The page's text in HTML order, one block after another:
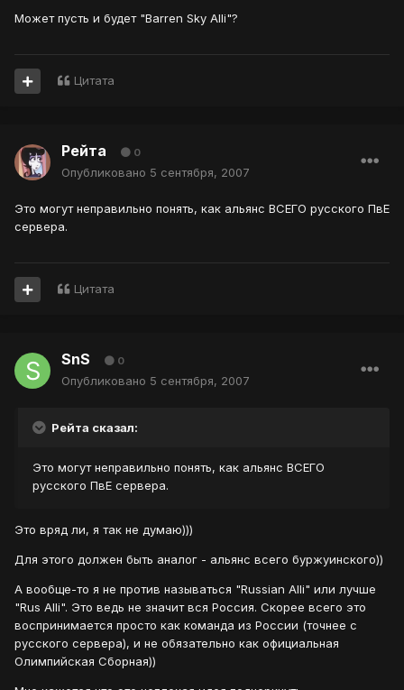
Может пусть и будет "Barren Sky Alli"?
Цитата
Рейта 0
Опубликовано 5 сентября, 2007
Это могут неправильно понять, как альянс ВСЕГО русского ПвЕ
сервера.
Цитата
SnS 0
Опубликовано 5 сентября, 2007
Рейта сказал:
Это могут неправильно понять, как альянс ВСЕГО
русского ПвЕ сервера.
Это вряд ли, я так не думаю)))
Для этого должен быть аналог - альянс всего буржуинского))
А вообще-то я не против называться "Russian Alli" или лучше
"Rus Alli". Это ведь не значит вся Россия. Скорее всего это
воспринимается просто как команда из России (точнее с
русского сервера), и не обязательно как официальная
Олимпийская Сборная))